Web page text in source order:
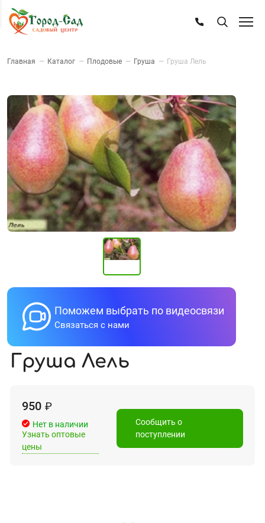
Главная — Каталог — Плодовые — Груша — Груша Лель
Поможем выбрать по видеосвязи
Связаться с нами
Груша Лель
950 ₽
Нет в наличии
Узнать оптовые
цены
Сообщить о
поступлении